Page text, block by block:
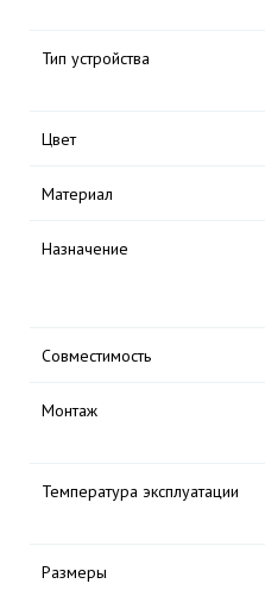
Тип устройства
Цвет
Материал
Назначение
Совместимость
Монтаж
Температура эксплуатации
Размеры